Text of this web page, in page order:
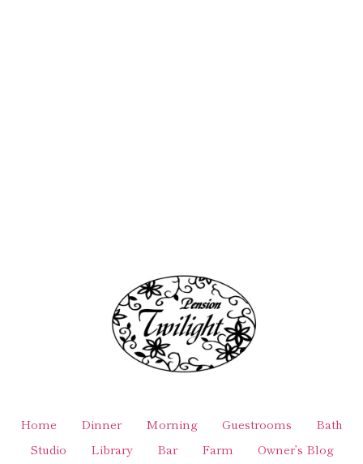
Home Dinner Morning Guestrooms
Bath
Studio
Library Bar Farm Owner’s Blog